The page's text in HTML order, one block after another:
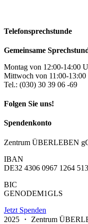
Telefonsprechstunde
Gemeinsame
Montag von 12:00-14:00
Mittwoch von 11:00-
Tel.: (030) 30 39 06 -69
Folgen Sie uns!
Spendenkonto
Zentrum ÜBERLEBEN
IBAN
DE32 4306 0967 1264
BIC
GENODEM1GLS
Jetzt Spenden
2025 ・ Zentrum